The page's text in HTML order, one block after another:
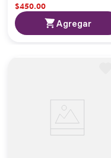
$450.00
Agregar